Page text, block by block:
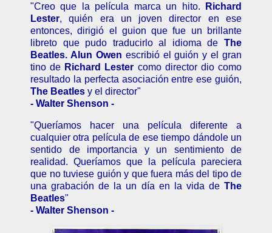
"Creo que la película marca un hito.
Richard
Lester, quién era un joven director en ese
entonces, dirigió el guion que fue un brillante
libreto que pudo traducirlo al idioma de The
Beatles. Alun Owen escribió el guión y el gran
tino de Richard Lester como director dio como
resultado la perfecta asociación entre ese guión,
The Beatles y el director"
- Walter Shenson -
"Queríamos hacer una película diferente a
cualquier otra película de ese tiempo dándole un
sentido de importancia y un sentimiento de
realidad. Queríamos que la película pareciera
que no tuviese guión y que fuera más del tipo de
una grabación de la un día en la vida de The
Beatles"
- Walter Shenson -